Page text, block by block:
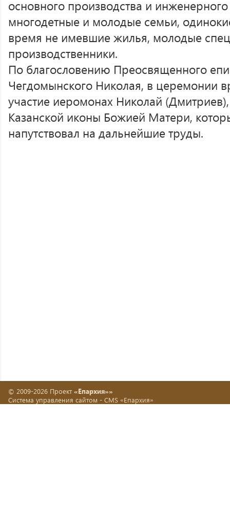
основного производства и
многодетные и молодые семьи,
время не имевшие жилья, молодые
производственники.
По благословению Преосвященного
Чегдомынского Николая, в церемонии
участие иеромонах Николай
Казанской иконы Божией Матери,
напутствовал на дальнейшие труды.
© 2009-2026 Проект «Епархия»»
Система управления сайтом - CMS «Епархия»